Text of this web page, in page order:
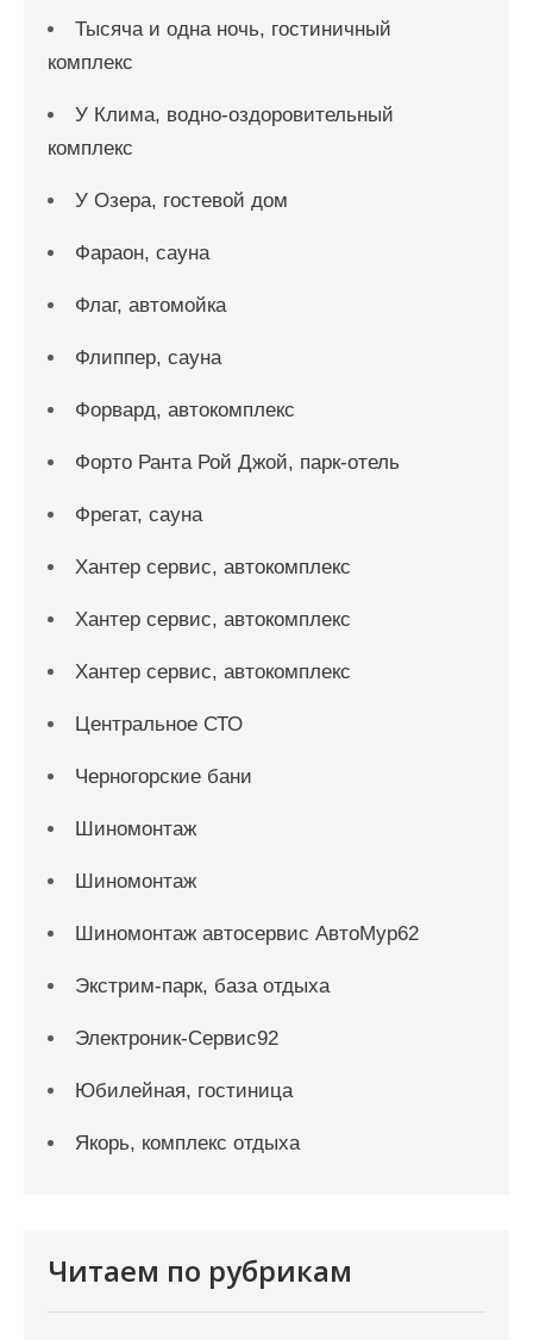
Тысяча и одна ночь, гостиничный
комплекс
У Клима, водно-оздоровительный
комплекс
У Озера, гостевой дом
Фараон, сауна
Флаг, автомойка
Флиппер, сауна
Форвард, автокомплекс
Форто Ранта Рой Джой, парк-отель
Фрегат, сауна
Хантер сервис, автокомплекс
Хантер сервис, автокомплекс
Хантер сервис, автокомплекс
Центральное СТО
Черногорские бани
Шиномонтаж
Шиномонтаж
Шиномонтаж автосервис АвтоМур62
Экстрим-парк, база отдыха
Электроник-Сервис92
Юбилейная, гостиница
Якорь, комплекс отдыха
Читаем по рубрикам